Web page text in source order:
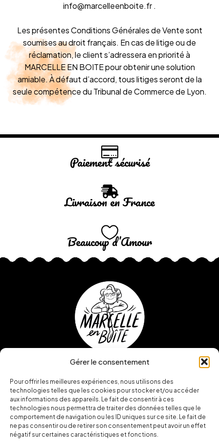
Gérer le consentement
Pour offrir les meilleures expériences, nous utilisons des
technologies telles que les cookies pour stocker et/ou accéder
aux informations des appareils. Le fait de consentir à ces
technologies nous permettra de traiter des données telles que le
comportement de navigation ou les ID uniques sur ce site. Le fait de
ne pas consentir ou de retirer son consentement peut avoir un effet
négatif sur certaines caractéristiques et fonctions.
info@marcelleenboite.fr .
Les présentes Conditions Générales de Vente sont
soumises au droit français. En cas de litige ou de
réclamation, le client s’adressera en priorité à
MARCELLE EN BOITE pour obtenir une solution
amiable. À défaut d’accord, tous litiges seront de la
seule compétence du Tribunal de Commerce de Lyon.
Paiement sécurisé
Livraison en France
Beaucoup d’Amour